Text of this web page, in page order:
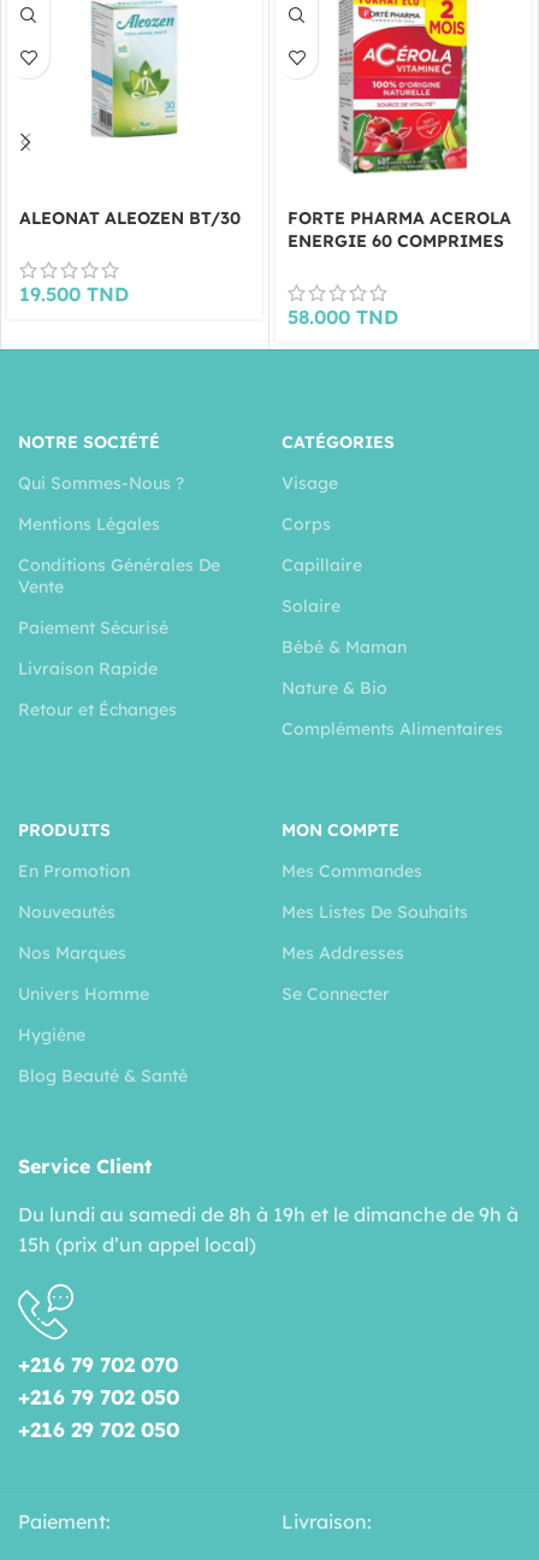
ALEONAT ALEOZEN BT/30
19.500 TND
FORTE PHARMA ACEROLA
ENERGIE 60 COMPRIMES
58.000 TND
NOTRE SOCIÉTÉ
Qui Sommes-Nous ?
Mentions Légales
Conditions Générales De
Vente
Paiement Sécurisé
Livraison Rapide
Retour et Échanges
CATÉGORIES
Visage
Corps
Capillaire
Solaire
Bébé & Maman
Nature & Bio
Compléments Alimentaires
PRODUITS
En Promotion
Nouveautés
Nos Marques
Univers Homme
Hygiéne
Blog Beauté & Santé
MON COMPTE
Mes Commandes
Mes Listes De Souhaits
Mes Addresses
Se Connecter
Service Client
Du lundi au samedi de 8h à 19h et le dimanche de 9h à
15h (prix d’un appel local)
+216 79 702 070
+216 79 702 050
+216 29 702 050
Paiement: Livraison: